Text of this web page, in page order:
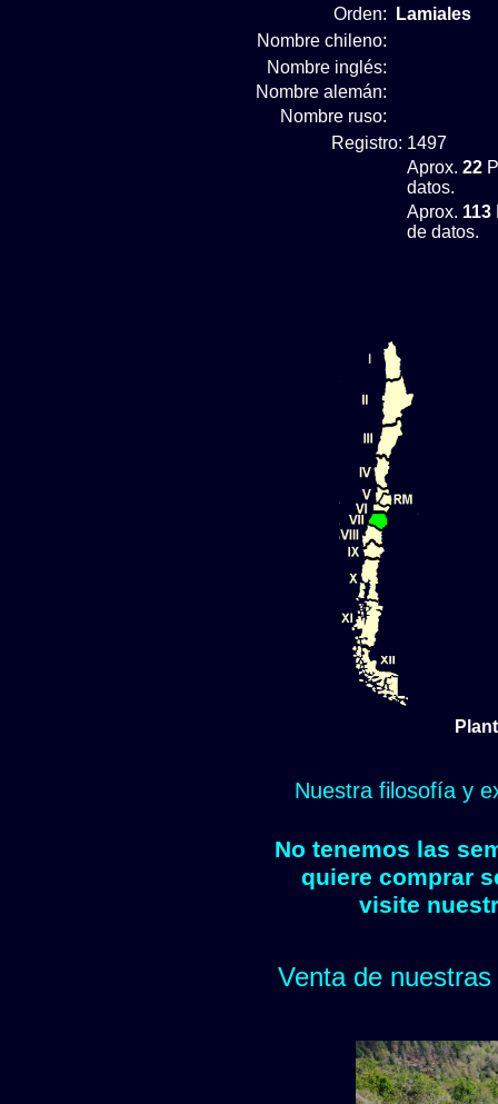
Orden:
Lamiales
Nombre chileno:
Nombre inglés:
Nombre alemán:
Nombre ruso:
Registro: 1497
Aprox. 22
datos.
Aprox. 113
de datos.
Nuestra filosofía y
No tenemos las
quiere comprar
visite
Venta de